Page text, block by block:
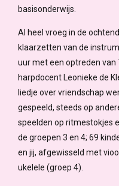
basisonderwijs.
Al heel vroeg in de
klaarzetten van de
uur met een optreden van
harpdocent Leonieke de
liedje over vriendschap
gespeeld, steeds op
speelden op ritmestokjes
de groepen 3 en 4; 69
en jij, afgewisseld met
ukelele (groep 4).